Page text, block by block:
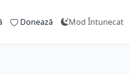
Donează Mod Întunecat